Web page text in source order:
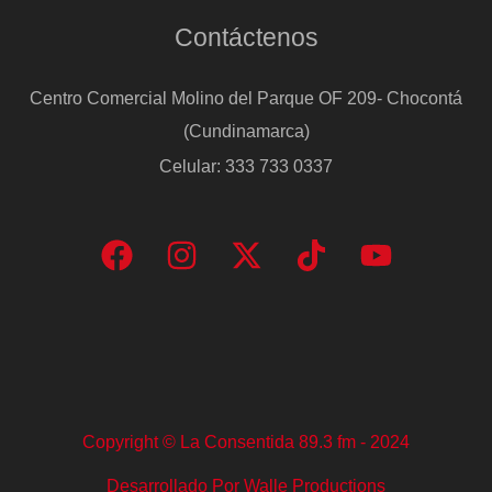
Contáctenos
Centro Comercial Molino del Parque OF 209- Chocontá
(Cundinamarca)
Celular: 333 733 0337
Copyright © La Consentida 89.3 fm - 2024
Desarrollado Por Walle Productions